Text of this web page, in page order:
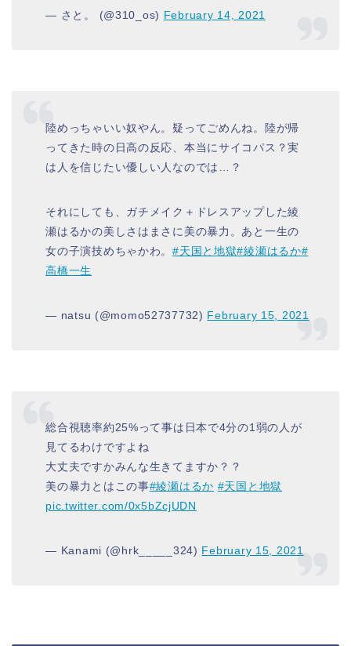
— さと。 (@310_os) February 14, 2021
陸めっちゃいい奴やん。疑ってごめんね。陸が帰
ってきた時の日高の反応、本当にサイコパス？実
は人を信じたい優しい人なのでは…？
それにしても、ガチメイク＋ドレスアップした綾
瀬はるかの美しさはまさに美の暴力。あと一生の
女の子演技めちゃかわ。#天国と地獄#綾瀬はるか#
高橋一生
— natsu (@momo52737732) February 15, 2021
総合視聴率約25%って事は日本で4分の1弱の人が
見てるわけですよね
大丈夫ですかみんな生きてますか？？
美の暴力とはこの事#綾瀬はるか #天国と地獄
pic.twitter.com/0x5bZcjUDN
— Kanami (@hrk_____324) February 15, 2021